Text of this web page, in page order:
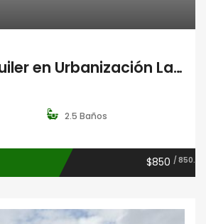
Casa en Alquiler en Urbanización La Lassonde, David, Chiriquí
2.5 Baños
$850 / 850.